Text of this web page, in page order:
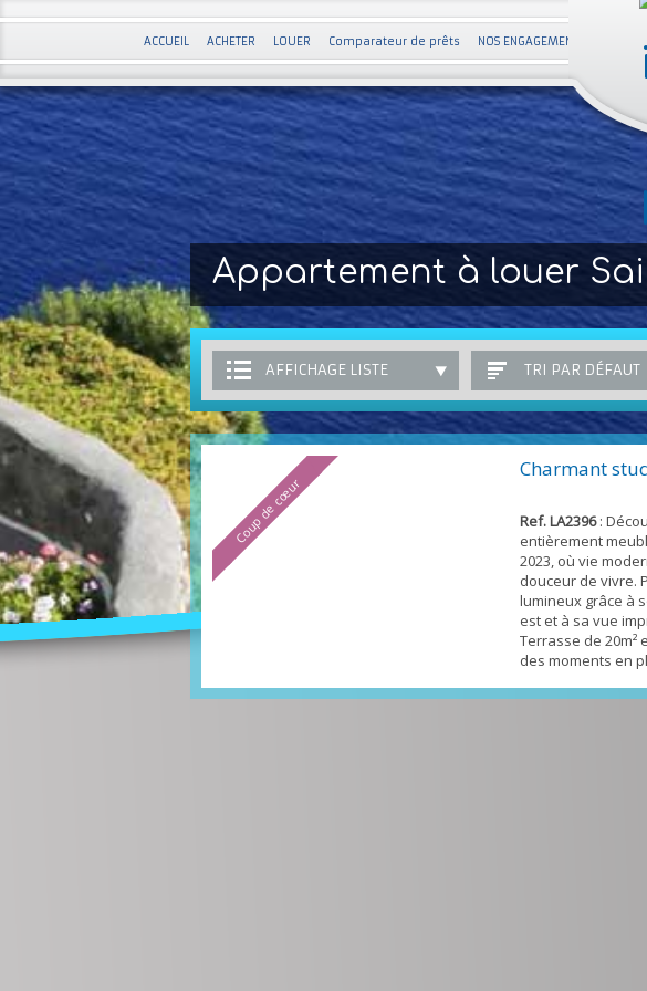
ACCUEIL ACHETER LOUER Comparateur de prêts NOS ENGAGEMENTS
Appartement à louer
AFFICHAGE LISTE TRI PAR DÉFAUT
Coup de cœur
Charmant
Ref. LA2396:
entièrement
2023, où vie
douceur de vivre.
lumineux grâce à
est et à sa vue
Terrasse de 20m²
des moments en
où chaque détail